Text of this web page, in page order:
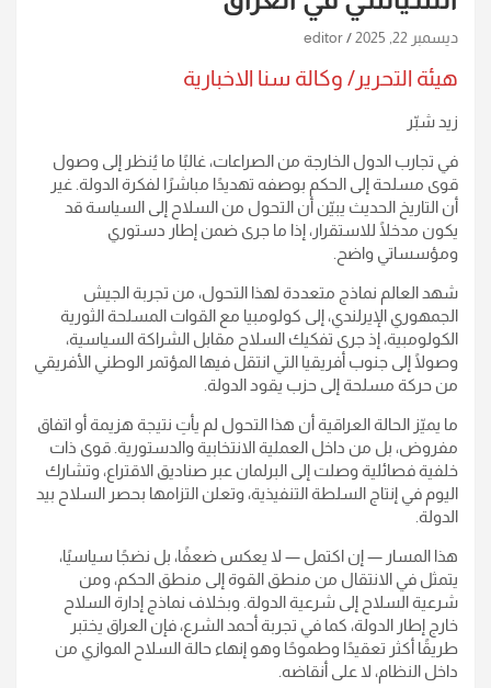
ديسمبر 22, 2025 editor
هيئة التحرير/ وكالة سنا الاخبارية
زيد شبّر
في تجارب الدول الخارجة من الصراعات، غالبًا ما يُنظر إلى وصول
قوى مسلحة إلى الحكم بوصفه تهديدًا مباشرًا لفكرة الدولة. غير
أن التاريخ الحديث يبيّن أن التحول من السلاح إلى السياسة قد
يكون مدخلًا للاستقرار، إذا ما جرى ضمن إطار دستوري
ومؤسساتي واضح.
شهد العالم نماذج متعددة لهذا التحول، من تجربة الجيش
الجمهوري الإيرلندي، إلى كولومبيا مع القوات المسلحة الثورية
الكولومبية، إذ جرى تفكيك السلاح مقابل الشراكة السياسية،
وصولًا إلى جنوب أفريقيا التي انتقل فيها المؤتمر الوطني الأفريقي
من حركة مسلحة إلى حزب يقود الدولة.
ما يميّز الحالة العراقية أن هذا التحول لم يأتِ نتيجة هزيمة أو اتفاق
مفروض، بل من داخل العملية الانتخابية والدستورية. قوى ذات
خلفية فصائلية وصلت إلى البرلمان عبر صناديق الاقتراع، وتشارك
اليوم في إنتاج السلطة التنفيذية، وتعلن التزامها بحصر السلاح بيد
الدولة.
هذا المسار — إن اكتمل — لا يعكس ضعفًا، بل نضجًا سياسيًا،
يتمثل في الانتقال من منطق القوة إلى منطق الحكم، ومن
شرعية السلاح إلى شرعية الدولة. وبخلاف نماذج إدارة السلاح
خارج إطار الدولة، كما في تجربة أحمد الشرع، فإن العراق يختبر
طريقًا أكثر تعقيدًا وطموحًا وهو إنهاء حالة السلاح الموازي من
داخل النظام، لا على أنقاضه.